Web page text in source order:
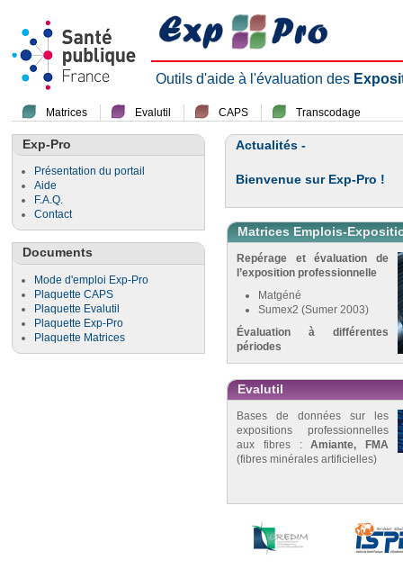
Outils d'aide à l'évaluation des
Matrices Evalutil CAPS Transcodage
Exp-Pro
Présentation du portail
Aide
F.A.Q.
Contact
Documents
Mode d'emploi Exp-Pro
Plaquette CAPS
Plaquette Evalutil
Plaquette Exp-Pro
Plaquette Matrices
Actualités -
Bienvenue sur Exp-Pro !
Matrices Emplois-
Repérage et évaluation de
l’exposition professionnelle
Matgéné
Sumex2 (Sumer 2003)
Évaluation à différentes
périodes
Evalutil
Bases de données sur les
expositions professionnelles
aux fibres :Amiante, FMA
(fibres minérales artificielles)